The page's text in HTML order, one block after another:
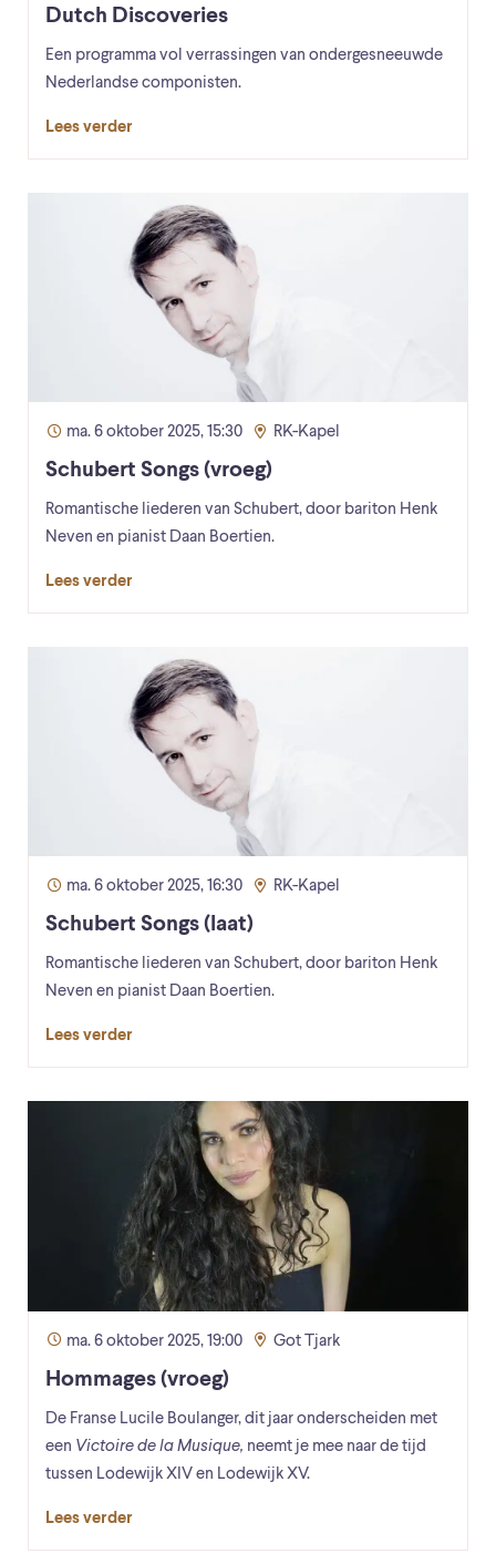
Dutch Discoveries
Een programma vol verrassingen van ondergesneeuwde
Nederlandse componisten.
Lees verder
ma. 6 oktober 2025, 15:30 RK-Kapel
Schubert Songs (vroeg)
Romantische liederen van Schubert, door bariton Henk
Neven en pianist Daan Boertien.
Lees verder
ma. 6 oktober 2025, 16:30 RK-Kapel
Schubert Songs (laat)
Romantische liederen van Schubert, door bariton Henk
Neven en pianist Daan Boertien.
Lees verder
ma. 6 oktober 2025, 19:00 Got Tjark
Hommages (vroeg)
De Franse Lucile Boulanger, dit jaar onderscheiden met
een Victoire de la Musique, neemt je mee naar de tijd
tussen Lodewijk XIV en Lodewijk XV.
Lees verder